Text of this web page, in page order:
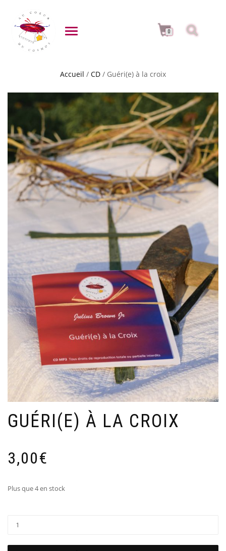
DÉPLIER LA NAVIGATION 0
Accueil / CD / Guéri(e) à la croix
GUÉRI(E) À LA CROIX
3,00€
Plus que 4 en stock